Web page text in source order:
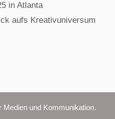
in Atlanta
aufs Kreativuniversum
und Kommunikation.